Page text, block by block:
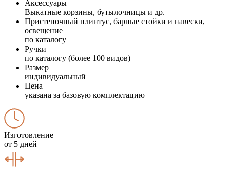
Аксессуары
Выкатные корзины, бутылочницы и др.
Пристеночный плинтус, барные стойки и навески,
освещение
по каталогу
Ручки
по каталогу (более 100 видов)
Размер
индивидуальный
Цена
указана за базовую комплектацию
Изготовление
от 5 дней